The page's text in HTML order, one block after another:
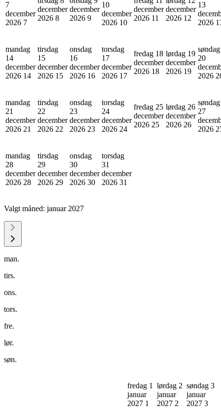
7
december
2026 7
december
2026 8
december
2026 9
10
december
2026 10
december
2026 11
december
2026 12
13
2026
mandag
14
december
2026 14
tirsdag
15
december
2026 15
onsdag
16
december
2026 16
torsdag
17
december
2026 17
fredag 18
december
2026 18
lørdag 19
december
2026 19
søndag
20
2026
mandag
21
december
2026 21
tirsdag
22
december
2026 22
onsdag
23
december
2026 23
torsdag
24
december
2026 24
fredag 25
december
2026 25
lørdag 26
december
2026 26
søndag
27
2026
mandag
28
december
2026 28
tirsdag
29
december
2026 29
onsdag
30
december
2026 30
torsdag
31
december
2026 31
Valgt måned: januar 2027
man.
tirs.
ons.
tors.
fre.
lør.
søn.
fredag 1
januar
2027 1
lørdag 2
januar
2027 2
søndag 3
januar
2027 3